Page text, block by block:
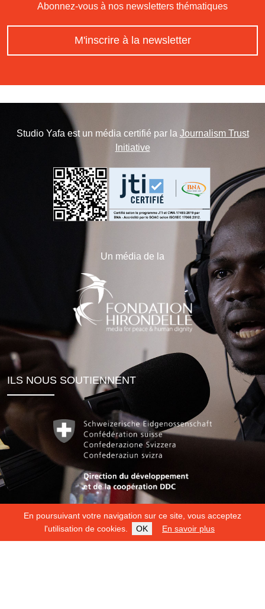
En poursuivant votre navigation sur ce site, vous acceptez
l'utilisation de cookies.
OK En savoir plus
Abonnez-vous à nos newsletters thématiques
M'inscrire à la newsletter
Studio Yafa est un média certifié par la Journalism Trust
Initiative
Un média de la
ILS NOUS SOUTIENNENT